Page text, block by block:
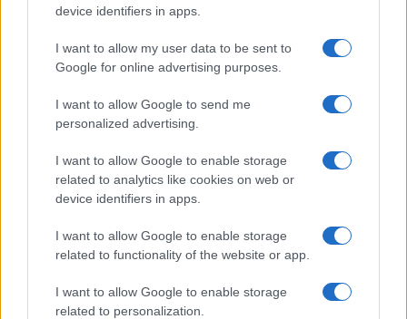
device identifiers in apps.
I want to allow my user data to be sent to
Google for online advertising purposes.
I want to allow Google to send me
personalized advertising.
I want to allow Google to enable storage
related to analytics like cookies on web or
device identifiers in apps.
I want to allow Google to enable storage
related to functionality of the website or app.
I want to allow Google to enable storage
related to personalization.
της Ζωής μας
το ελληνικό καλοκαίρι και ένας
πολιτισμός που μας ενώνει κάθε μέρα.
ΟΣΑ ΧΡΕΙΑΖΕΣΑΙ
ΓΙΑ ΤΟ ΚΑΛΟΚΑΙΡΙ ΣΟΥ →
ΤΟ ΠΑΡΟΝ ΤΗΣ ΚΥΡΙΑΚΗΣ